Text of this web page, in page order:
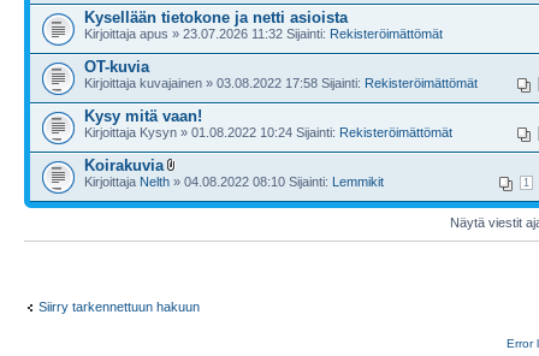
Kysellään tietokone ja netti asioista
Kirjoittaja apus » 23.07.2026 11:32 Sijainti: Rekisteröimättömät
OT-kuvia
Kirjoittaja kuvajainen » 03.08.2022 17:58 Sijainti: Rekisteröimättömät
Kysy mitä vaan!
Kirjoittaja Kysyn » 01.08.2022 10:24 Sijainti: Rekisteröimättömät
Koirakuvia
1
Kirjoittaja Nelth » 04.08.2022 08:10 Sijainti: Lemmikit
Näytä viestit
Siirry tarkennettuun hakuun
Error